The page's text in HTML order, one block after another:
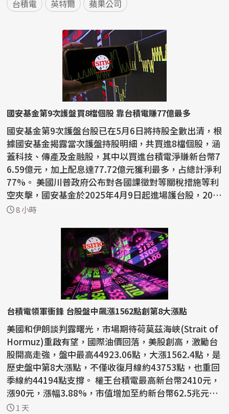
台積電 英特爾 蘋果公司
國安基金第9次護盤買8檔個股 靠台積電賺77億最多
國安基金第9次護盤台股已在5月6日將持股全數出清，根
據國安基金揭露當次護盤持股明細，共買進8檔個股，涵
蓋科技、傳產及金融股，其中以買進台積電淨賺新台幣7
6.59億元，加上配息達77.72億元獲利最多，占總計淨利
77%。 美國川普政府公布對各國課徵對等關稅措施等利
空夾擊，國安基金於2025年4月9日起進場護台股，202
6...8 小時
台積電領軍衝鋒 台股盤中飆漲1562點創第8大漲點
美國和伊朗談判露曙光，市場期待荷莫茲海峽(Strait of
Hormuz)重啟有望，國際油價回落，美股創高，激勵台
股開高走強，盤中最高44923.06點，大漲1562.4點，是
歷史盤中第8大漲點，不僅收復月線約43753點，也重回
季線約44194點支撐。 權王台積電最高新台幣2410元，
漲90元，漲幅3.88%，市值增加至約新台幣62.5兆元。
截至...
1 天